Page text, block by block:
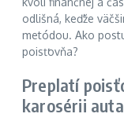
odlišná, keďže
metódou. Ako
poisťovňa?
Preplatí
karosérii